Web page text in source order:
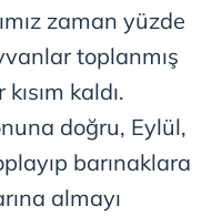
zaman yüzde
toplanmış
kaldı.
doğru, Eylül,
barınaklara
almayı